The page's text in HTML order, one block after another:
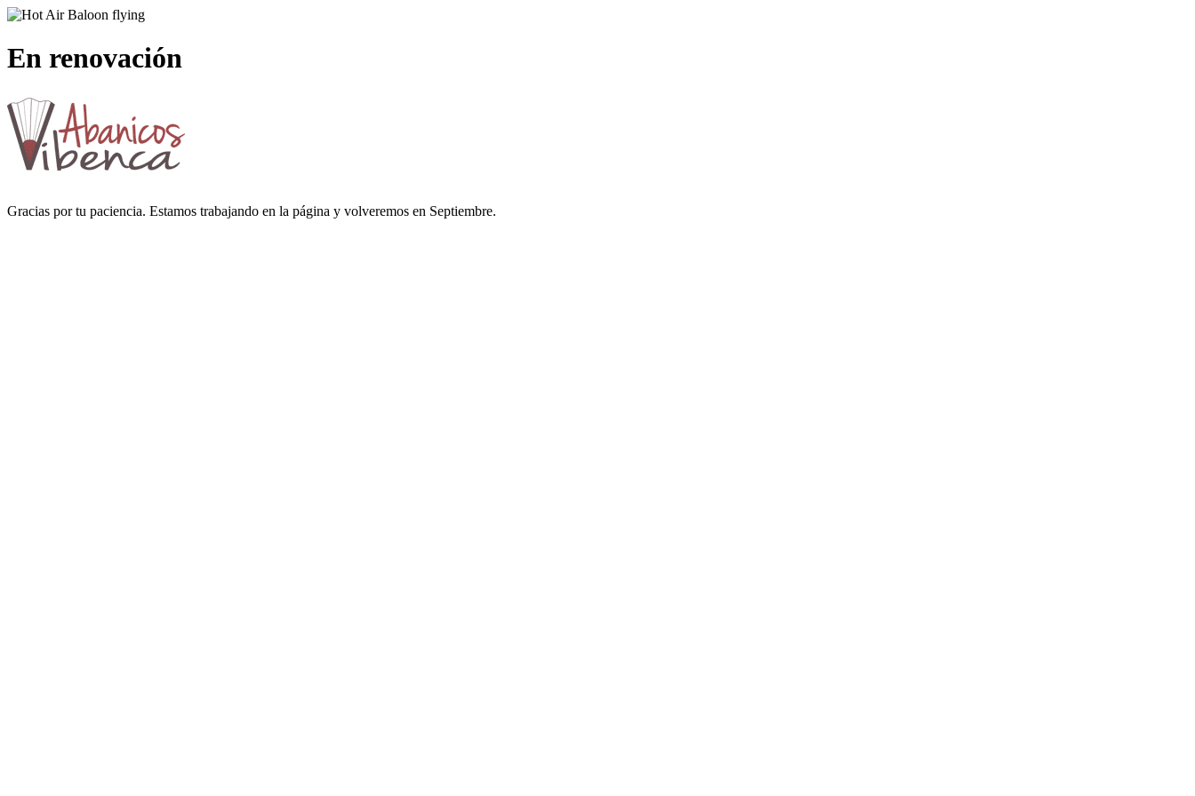
En renovación
Gracias por tu paciencia. Estamos trabajando en la página y volveremos en Septiembre.